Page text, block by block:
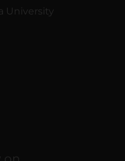
University